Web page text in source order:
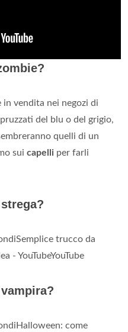
in vendita nei negozi di
del blu o del grigio,
quelli di un
sui capelli per farli
trucco da
- YouTubeYouTube
come